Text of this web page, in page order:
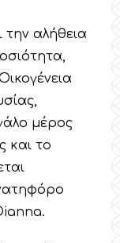
την αλήθεια
μέρος
και το